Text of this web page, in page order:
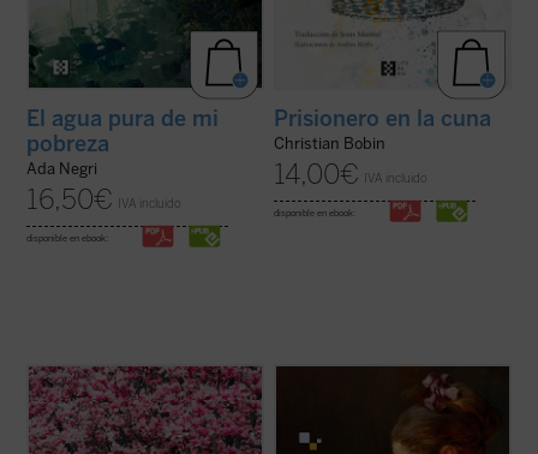
El agua pura de mi
pobreza
Ada Negri
16,50€ IVA incluido
disponible en ebook:
Prisionero en la cuna
Christian Bobin
14,00€ IVA incluido
disponible en ebook:
EnResucitar, libro escrito con el
inconfundible estilo fragmentario y a veces
aforístico que caracteriza a Christian
Bobin, todas las páginas orbitan en torno a
la muerte del padre del autor tras una larga
Esta selección de Leopardi propone al
lector, a través de la introducción de la
profesora Milagros Arizmendi y del ensayo
conclusivo del catedrático de literatura
bíblica Ignacio Carbajosa, una original